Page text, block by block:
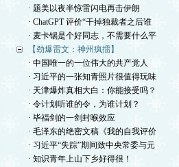
· 题美以夜半惊雷闪电再击伊朗
· ChatGPT 评价“干掉独裁者之后谁
· 麦卡锡是个好同志，不需要什么平
【劲爆雷文：神州疯擂】
· 中国唯一的一位伟大的共产党人
· 习近平的一张知青照片很值得玩味
· 天津爆炸真相大白：你能接受吗？
· 令计划听谁的令，为谁计划？
· 毕福剑的一剑封喉效应
· 毛泽东的绝密文稿《我的自我评价
· 习近平“失踪”期间致中央常委与元
· 知识青年上山下乡好得很！